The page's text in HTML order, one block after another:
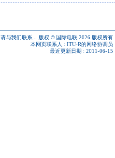
请与我们联系 - 版权 © 国际电联 2026 版权所有
本网页联系人 : ITU-R的网络协调员
最近更新日期 : 2011-06-15